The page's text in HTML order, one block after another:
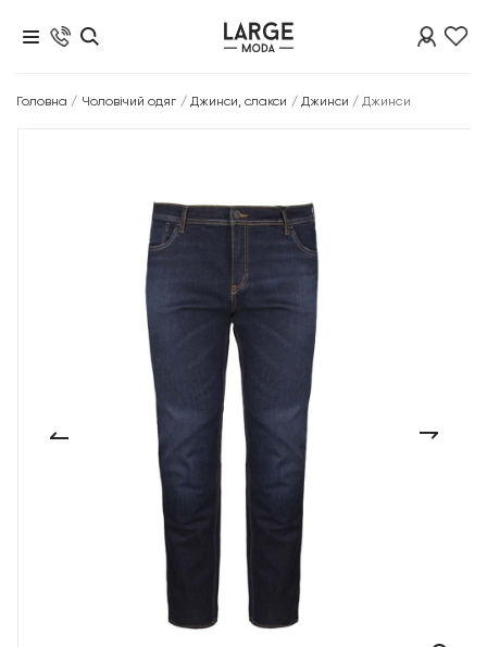
Головна / Чоловічий одяг / Джинси, слакси / Джинси /Джинси